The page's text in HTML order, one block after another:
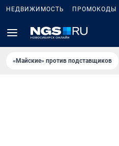
НЕДВИЖИМОСТЬ ПРОМОКОДЫ
«Майские» против подставщиков